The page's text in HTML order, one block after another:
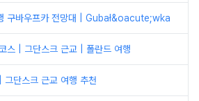
구바우프카 전망대 | Gubał&oacute;wka
스 | 그단스크 근교 | 폴란드 여행
그단스크 근교 여행 추천